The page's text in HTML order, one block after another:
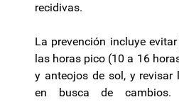
recidivas.
La prevención incluye
las horas pico (10 a 16
y anteojos de sol, y revisar
en busca de cambios.